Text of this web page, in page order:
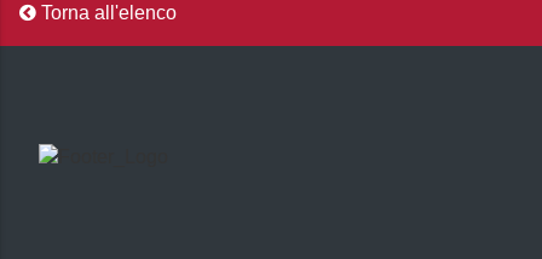
Torna all'elenco